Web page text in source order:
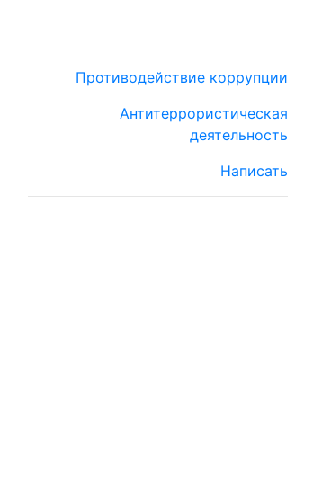
Противодействие коррупции
Антитеррористическая
деятельность
Написать